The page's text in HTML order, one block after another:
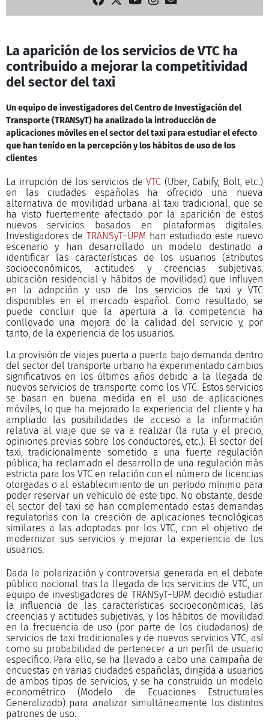
La aparición de los servicios de VTC ha
contribuido a mejorar la competitividad
del sector del taxi
Un equipo de investigadores del Centro de Investigación del
Transporte (TRANSyT) ha analizado la introducción de
aplicaciones móviles en el sector del taxi para estudiar el efecto
que han tenido en la percepción y los hábitos de uso de los
clientes
La irrupción de los servicios deVTC (Uber, Cabify, Bolt, etc.)
en las ciudades españolas ha ofrecido una nueva
alternativa de movilidad urbana al taxi tradicional, que se
ha visto fuertemente afectado por la aparición de estos
nuevos servicios basados en plataformas digitales.
Investigadores de TRANSyT−UPM han estudiado este nuevo
escenario y han desarrollado un modelo destinado a
identificar las características de los usuarios (atributos
socioeconómicos, actitudes y creencias subjetivas,
ubicación residencial y hábitos de movilidad) que influyen
en la adopción y uso de los servicios de taxi y VTC
disponibles en el mercado español. Como resultado, se
puede concluir que la apertura a la competencia ha
conllevado una mejora de la calidad del servicio y, por
tanto, de la experiencia de los usuarios.
La provisión de viajes puerta a puerta bajo demanda dentro
del sector del transporte urbano ha experimentado cambios
significativos en los últimos años debido a la llegada de
nuevos servicios de transporte como los VTC. Estos servicios
se basan en buena medida en el uso de aplicaciones
móviles, lo que ha mejorado la experiencia del cliente y ha
ampliado las posibilidades de acceso a la información
relativa al viaje que se va a realizar (la ruta y el precio,
opiniones previas sobre los conductores, etc.). El sector del
taxi, tradicionalmente sometido a una fuerte regulación
pública, ha reclamado el desarrollo de una regulación más
estricta para los VTC en relación con el número de licencias
otorgadas o al establecimiento de un período mínimo para
poder reservar un vehículo de este tipo. No obstante, desde
el sector del taxi se han complementado estas demandas
regulatorias con la creación de aplicaciones tecnológicas
similares a las adoptadas por los VTC, con el objetivo de
modernizar sus servicios y mejorar la experiencia de los
usuarios.
Dada la polarización y controversia generada en el debate
público nacional tras la llegada de los servicios de VTC, un
equipo de investigadores de TRANSyT−UPM decidió estudiar
la influencia de las características socioeconómicas, las
creencias y actitudes subjetivas, y los hábitos de movilidad
en la frecuencia de uso (por parte de los ciudadanos) de
servicios de taxi tradicionales y de nuevos servicios VTC, así
como su probabilidad de pertenecer a un perfil de usuario
específico. Para ello, se ha llevado a cabo una campaña de
encuestas en varias ciudades españolas, dirigida a usuarios
de ambos tipos de servicios, y se ha construido un modelo
econométrico (Modelo de Ecuaciones Estructurales
Generalizado) para analizar simultáneamente los distintos
patrones de uso.